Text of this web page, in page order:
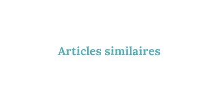
Articles similaires